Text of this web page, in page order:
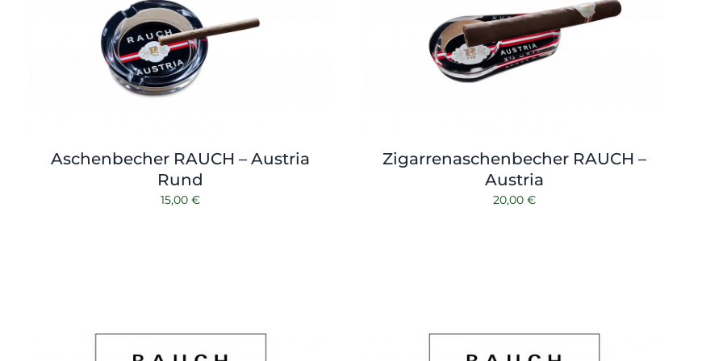
Aschenbecher RAUCH – Austria
Rund
15,00€
Zigarrenaschenbecher RAUCH –
Austria
20,00 €